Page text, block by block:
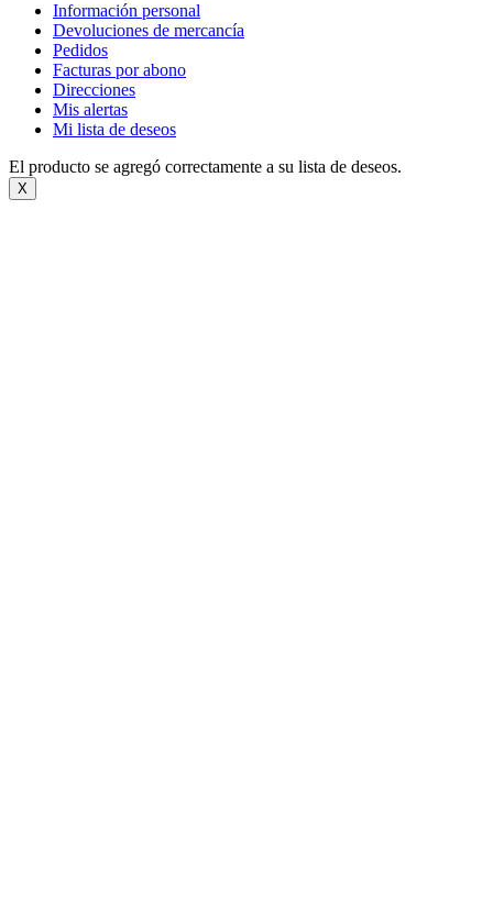
Información personal
Devoluciones de mercancía
Pedidos
Facturas por abono
Direcciones
Mis alertas
Mi lista de deseos
El producto se agregó correctamente a su lista de deseos.
X